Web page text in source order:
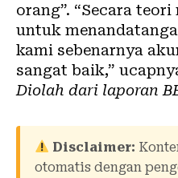
orang”. “Secara
untuk
kami sebenarnya
sangat baik,”
Diolah dari laporan
Disclaimer:
otomatis dengan